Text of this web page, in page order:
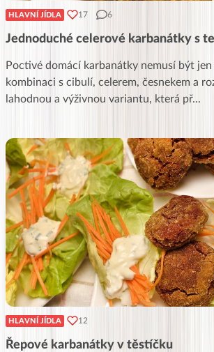
HLAVNÍ JÍDLA 17 6
Jednoduché celerové karbanátky s
Poctivé domácí karbanátky nemusí být jen
kombinaci s cibulí, celerem, česnekem a
lahodnou a výživnou variantu, která př...
HLAVNÍ JÍDLA 12
Řepové karbanátky v těstíčku